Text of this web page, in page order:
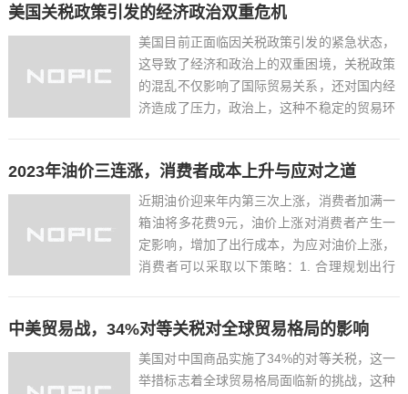
股市场仍面临诸多挑战，投资者需密切关注全
球经济形势、政策动向...
美国关税政策引发的经济政治双重危机
美国目前正面临因关税政策引发的紧急状态，
这导致了经济和政治上的双重困境，关税政策
的混乱不仅影响了国际贸易关系，还对国内经
济造成了压力，政治上，这种不稳定的贸易环
影响出口和进口，进而对就业和经济增长产生
负面影响，政治上的不确...
2023年油价三连涨，消费者成本上升与应对之道
近期油价迎来年内第三次上涨，消费者加满一
箱油将多花费9元，油价上涨对消费者产生一
定影响，增加了出行成本，为应对油价上涨，
消费者可以采取以下策略：1. 合理规划出行
等；3. 考虑使用公共交通工具或拼车出行，
减少私家车使用；...
中美贸易战，34%对等关税对全球贸易格局的影响
美国对中国商品实施了34%的对等关税，这一
举措标志着全球贸易格局面临新的挑战，这种